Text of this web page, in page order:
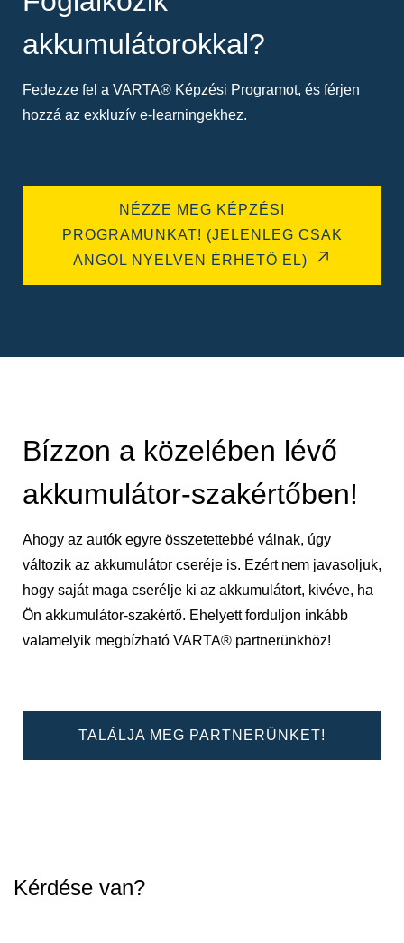
akkumulátorokkal?
Fedezze fel a VARTA® Képzési Programot, és férjen
hozzá az exkluzív e-learningekhez.
NÉZZE MEG KÉPZÉSI
PROGRAMUNKAT! (JELENLEG CSAK
ANGOL NYELVEN ÉRHETŐ EL)
Bízzon a közelében lévő
akkumulátor-szakértőben!
Ahogy az autók egyre összetettebbé válnak, úgy
változik az akkumulátor cseréje is. Ezért nem javasoljuk,
hogy saját maga cserélje ki az akkumulátort, kivéve, ha
Ön akkumulátor-szakértő. Ehelyett forduljon inkább
valamelyik megbízható VARTA® partnerünkhöz!
TALÁLJA MEG PARTNERÜNKET!
Kérdése van?